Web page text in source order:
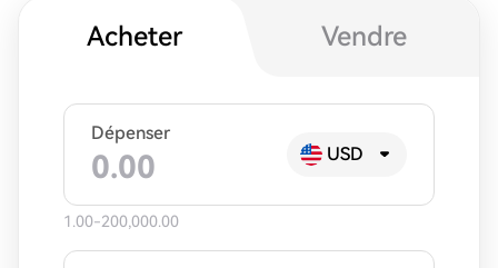
Acheter
Vendre
Dépenser
USD
1.00-200,000.00